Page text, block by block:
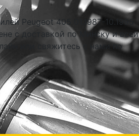
Peugeot 405 01.1987-10.1995
с доставкой по Минску и всей
или свяжитесь с нами по